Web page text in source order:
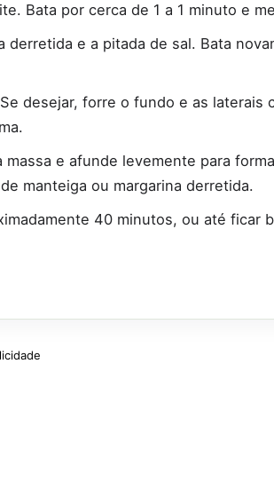
Bata por cerca de 1 a 1 minuto e
derretida e a pitada de sal. Bata
desejar, forre o fundo e as laterais
e afunde levemente para
manteiga ou margarina derretida.
40 minutos, ou até ficar